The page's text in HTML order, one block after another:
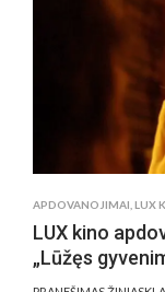
APDOVANOJIMAI LUX
LUX kino
„Lūžęs